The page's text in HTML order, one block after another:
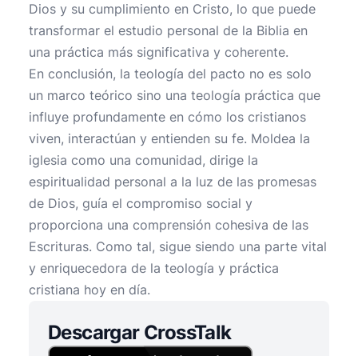
Dios y su cumplimiento en Cristo, lo que puede
transformar el estudio personal de la Biblia en
una práctica más significativa y coherente.
En conclusión, la teología del pacto no es solo
un marco teórico sino una teología práctica que
influye profundamente en cómo los cristianos
viven, interactúan y entienden su fe. Moldea la
iglesia como una comunidad, dirige la
espiritualidad personal a la luz de las promesas
de Dios, guía el compromiso social y
proporciona una comprensión cohesiva de las
Escrituras. Como tal, sigue siendo una parte vital
y enriquecedora de la teología y práctica
cristiana hoy en día.
Descargar CrossTalk